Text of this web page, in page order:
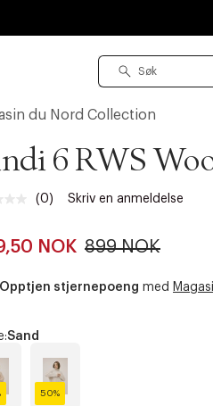
du Nord Collection
6 RWS
Ingen
sidelenke.
(0) Skriv en anmeldelse
NOK 899 NOK
Opptjen stjernepoeng med
Sand
50%